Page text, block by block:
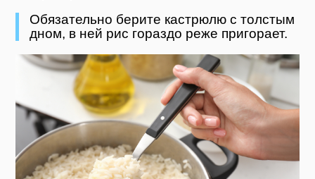
Обязательно берите кастрюлю с толстым
дном, в ней рис гораздо реже пригорает.